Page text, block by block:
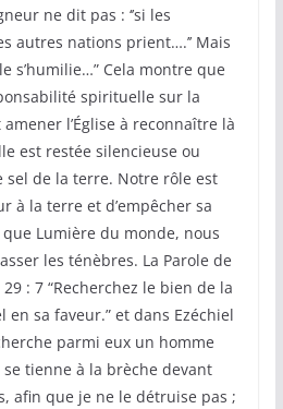
ne dit pas : ‘’si les
autres nations prient….’’ Mais
s’humilie…” Cela montre que
spirituelle sur la
l’Église à reconnaître là
est restée silencieuse ou
sel de la terre. Notre rôle est
à la terre et d’empêcher sa
Lumière du monde, nous
les ténèbres. La Parole de
: 7 “Recherchez le bien de la
en sa faveur.” et dans Ezéchiel
parmi eux un homme
tienne à la brèche devant
afin que je ne le détruise pas ;